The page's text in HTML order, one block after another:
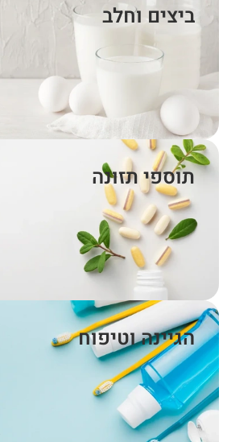
ביצים וחלב
תוספי תזונה
הגיינה וטיפוח